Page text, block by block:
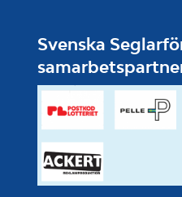
Svenska